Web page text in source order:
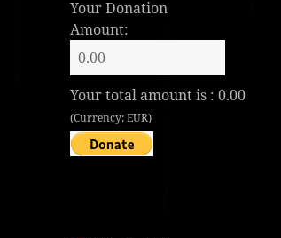
Your Donation
Amount:
Your total amount is :0.00
(Currency: EUR)